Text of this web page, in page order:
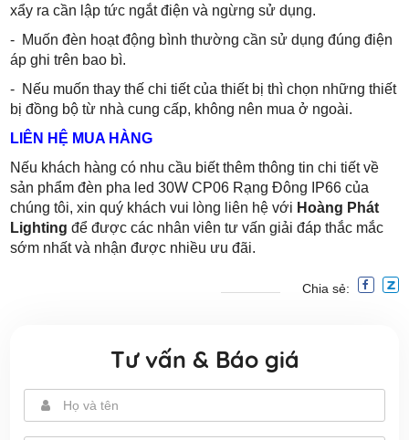
xẩy ra cần lập tức ngắt điện và ngừng sử dụng.
- Muốn đèn hoạt động bình thường cần sử dụng đúng điện
áp ghi trên bao bì.
- Nếu muốn thay thế chi tiết của thiết bị thì chọn những thiết
bị đồng bộ từ nhà cung cấp, không nên mua ở ngoài.
LIÊN HỆ MUA HÀNG
Nếu khách hàng có nhu cầu biết thêm thông tin chi tiết về
sản phẩm đèn pha led 30W CP06 Rạng Đông IP66 của
chúng tôi, xin quý khách vui lòng liên hệ với Hoàng Phát
Lighting để được các nhân viên tư vấn giải đáp thắc mắc
sớm nhất và nhận được nhiều ưu đãi.
Chia sẻ:
Tư vấn & Báo giá